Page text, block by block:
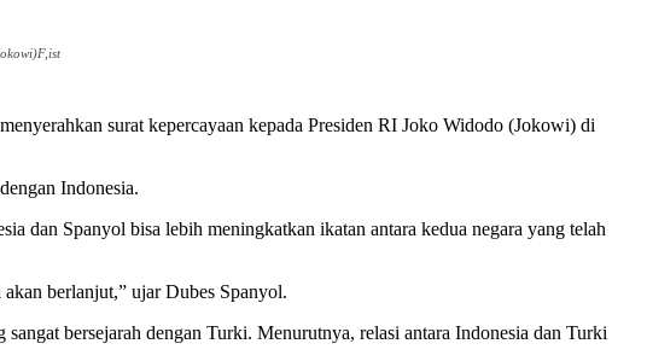
surat kepercayaan kepada Presiden RI Joko Widodo (Jokowi) di
Indonesia.
dan Spanyol bisa lebih meningkatkan ikatan antara kedua negara yang telah
berlanjut,” ujar Dubes Spanyol.
bersejarah dengan Turki. Menurutnya, relasi antara Indonesia dan Turki